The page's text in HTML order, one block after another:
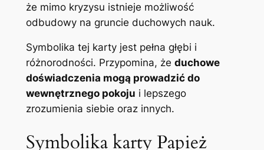
że mimo kryzysu istnieje możliwość
odbudowy na gruncie duchowych nauk.
Symbolika tej karty jest pełna głębi i
różnorodności. Przypomina, że duchowe
doświadczenia mogą prowadzić do
wewnętrznego pokoju i lepszego
zrozumienia siebie oraz innych.
Symbolika karty Papież